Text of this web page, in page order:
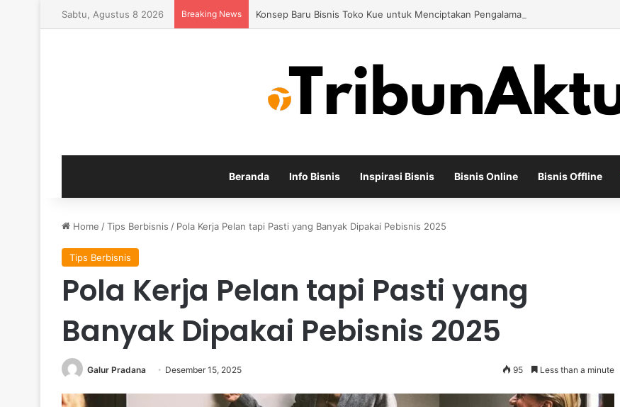
Sabtu, Agustus 8 2026 Breaking News Konsep Baru Bisnis Toko Kue untuk Menciptakan Pengalaman Belanja yang Berbeda
Beranda Info Bisnis Inspirasi Bisnis Bisnis Online Bisnis Offline
Home /Tips Berbisnis / Pola Kerja Pelan tapi Pasti yang Banyak Dipakai Pebisnis 2025
Tips Berbisnis
Pola Kerja Pelan tapi Pasti yang
Banyak Dipakai Pebisnis 2025
Galur Pradana Desember 15, 2025 95 Less than a minute